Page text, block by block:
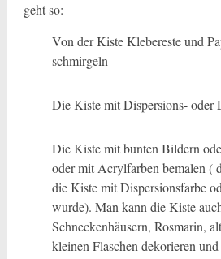
geht so:
Von der Kiste Klebereste und
schmirgeln
Die Kiste mit Dispersions- oder
Die Kiste mit bunten Bildern
oder mit Acrylfarben bemalen (
die Kiste mit Dispersionsfarbe
wurde). Man kann die Kiste
Schneckenhäusern, Rosmarin,
kleinen Flaschen dekorieren